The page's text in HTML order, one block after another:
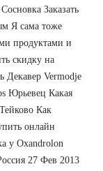
Заказать
Я сама тоже
продуктами и
скидку на
Декавер Vermodje
Юрьевец Какая
Как
онлайн
у Oxandrolon
27 Фев 2013